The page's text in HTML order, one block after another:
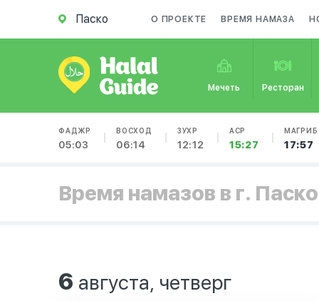
Паско О ПРОЕКТЕ ВРЕМЯ НАМАЗА
Мечеть Ресторан
ФАДЖР
05:03
ВОСХОД
06:14
ЗУХР
12:12
АСР
15:27
МАГРИБ
17:57
Время намазов в г. Паско
6 августа, четверг